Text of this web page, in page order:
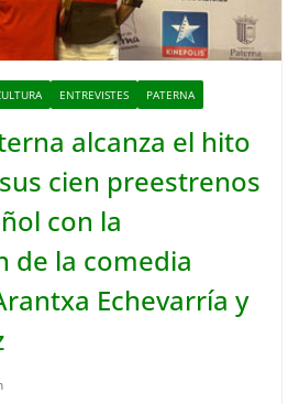
ENTREVISTES PATERNA
alcanza el hito
cien preestrenos
con la
de la comedia
Echevarría y